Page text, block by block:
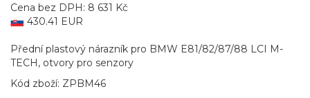
Cena bez DPH: 8 631 Kč
430.41 EUR
Přední plastový nárazník pro BMW E81/82/87/88 LCI M-
TECH, otvory pro senzory
Kód zboží: ZPBM46